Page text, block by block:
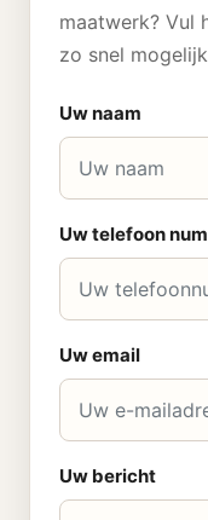
maatwerk? Vul
zo snel
Uw naam
Uw telefoon
Uw email
Uw bericht